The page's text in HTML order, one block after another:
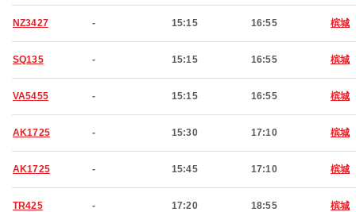
NZ3427 - 15:15 16:55 槟城
SQ135 - 15:15 16:55 槟城
VA5455 - 15:15 16:55 槟城
AK1725 - 15:30 17:10 槟城
AK1725 - 15:45 17:10 槟城
TR425 - 17:20 18:55 槟城